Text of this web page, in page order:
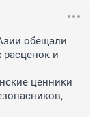
обещали
расценок и
ценники